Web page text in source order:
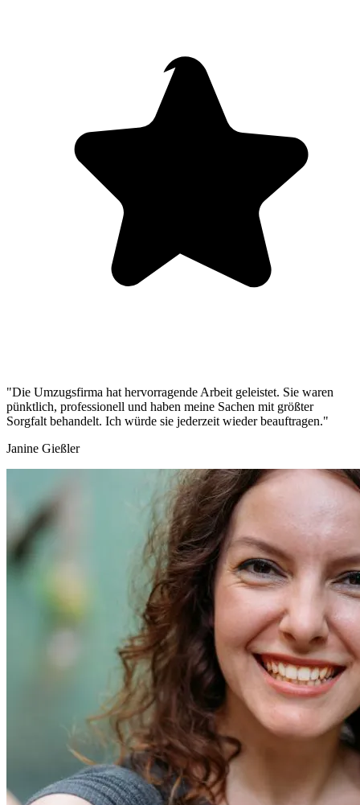
"Die Umzugsfirma hat hervorragende Arbeit geleistet. Sie waren
pünktlich, professionell und haben meine Sachen mit größter
Sorgfalt behandelt. Ich würde sie jederzeit wieder beauftragen."
Janine Gießler